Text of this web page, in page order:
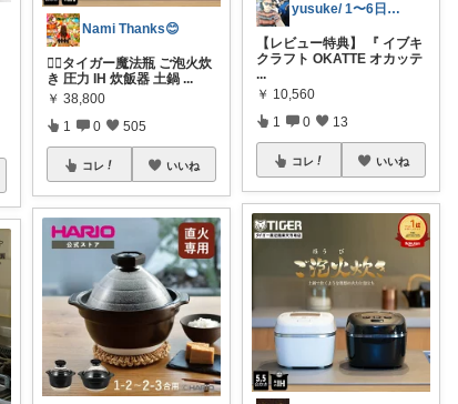
Nami Thanks😊
💁‍♀️タイガー魔法瓶 ご泡火炊
き 圧力 IH 炊飯器 土鍋 ...
￥ 38,800
1 0 505
コレ いいね
yusuke/ 1〜6日購入感謝♫
【レビュー特典】 『 イブキ
クラフト OKATTE オカッテ
...
￥ 10,560
1 0 13
コレ いいね